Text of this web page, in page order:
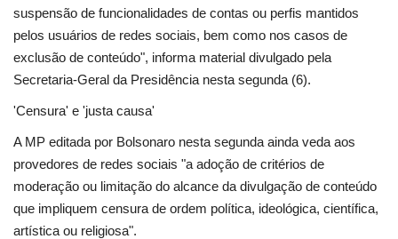
suspensão de funcionalidades de contas ou perfis mantidos
pelos usuários de redes sociais, bem como nos casos de
exclusão de conteúdo", informa material divulgado pela
Secretaria-Geral da Presidência nesta segunda (6).
'Censura' e 'justa causa'
A MP editada por Bolsonaro nesta segunda ainda veda aos
provedores de redes sociais "a adoção de critérios de
moderação ou limitação do alcance da divulgação de conteúdo
que impliquem censura de ordem política, ideológica, científica,
artística ou religiosa".